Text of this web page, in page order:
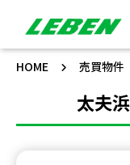
HOME 売買物件
太夫